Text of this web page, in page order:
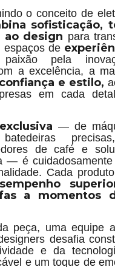
o conceito de
sofisticação,
ao design para
espaços de
paixão pela
a excelência, a
e estilo,
em cada
— de
de café e
— é
Cada
a momentos
peça, uma equipe
desafia
e da
e um toque de